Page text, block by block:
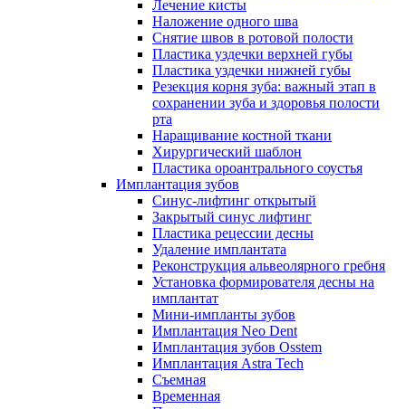
Лечение кисты
Наложение одного шва
Снятие швов в ротовой полости
Пластика уздечки верхней губы
Пластика уздечки нижней губы
Резекция корня зуба: важный этап в
сохранении зуба и здоровья полости
рта
Наращивание костной ткани
Хирургический шаблон
Пластика ороантрального соустья
Имплантация зубов
Синус-лифтинг открытый
Закрытый синус лифтинг
Пластика рецессии десны
Удаление имплантата
Реконструкция альвеолярного гребня
Установка формирователя десны на
имплантат
Мини-импланты зубов
Имплантация Neo Dent
Имплантация зубов Osstem
Имплантация Astra Tech
Съемная
Временная